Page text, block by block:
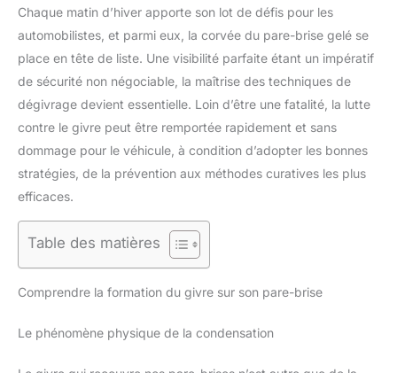
Chaque matin d’hiver apporte son lot de défis pour les
automobilistes, et parmi eux, la corvée du pare-brise gelé se
place en tête de liste. Une visibilité parfaite étant un impératif
de sécurité non négociable, la maîtrise des techniques de
dégivrage devient essentielle. Loin d’être une fatalité, la lutte
contre le givre peut être remportée rapidement et sans
dommage pour le véhicule, à condition d’adopter les bonnes
stratégies, de la prévention aux méthodes curatives les plus
efficaces.
Table des matières
Comprendre la formation du givre sur son pare-brise
Le phénomène physique de la condensation